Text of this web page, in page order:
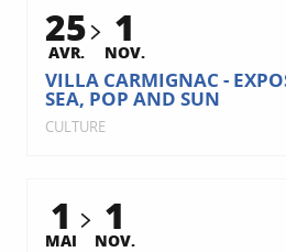
25
AVR. 1
NOV.
VILLA CARMIGNAC -
SEA, POP AND SUN
CULTURE
1
MAI 1
NOV.